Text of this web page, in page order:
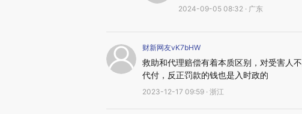
2024-09-05 08:32 · 广东
财新网友vK7bHW
救助和代理赔偿有着本质区别，对受害人
代付，反正罚款的钱也是入时政的
2023-12-17 09:59 · 浙江